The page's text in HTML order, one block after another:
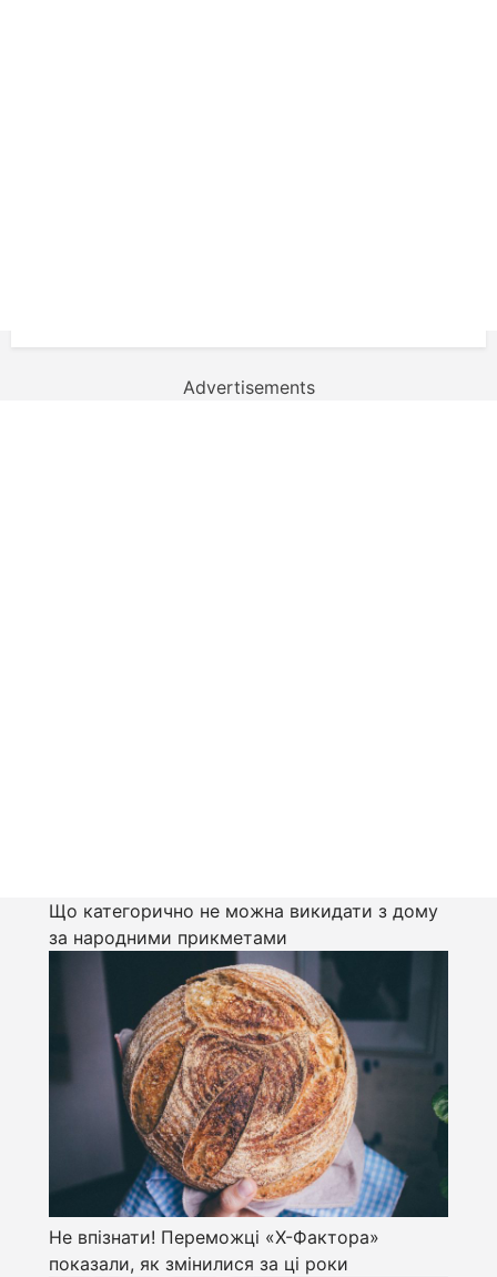
Advertisements
Що категорично не можна викидати з дому
за народними прикметами
Не впізнати! Переможці «Х-Фактора»
показали, як змінилися за ці роки